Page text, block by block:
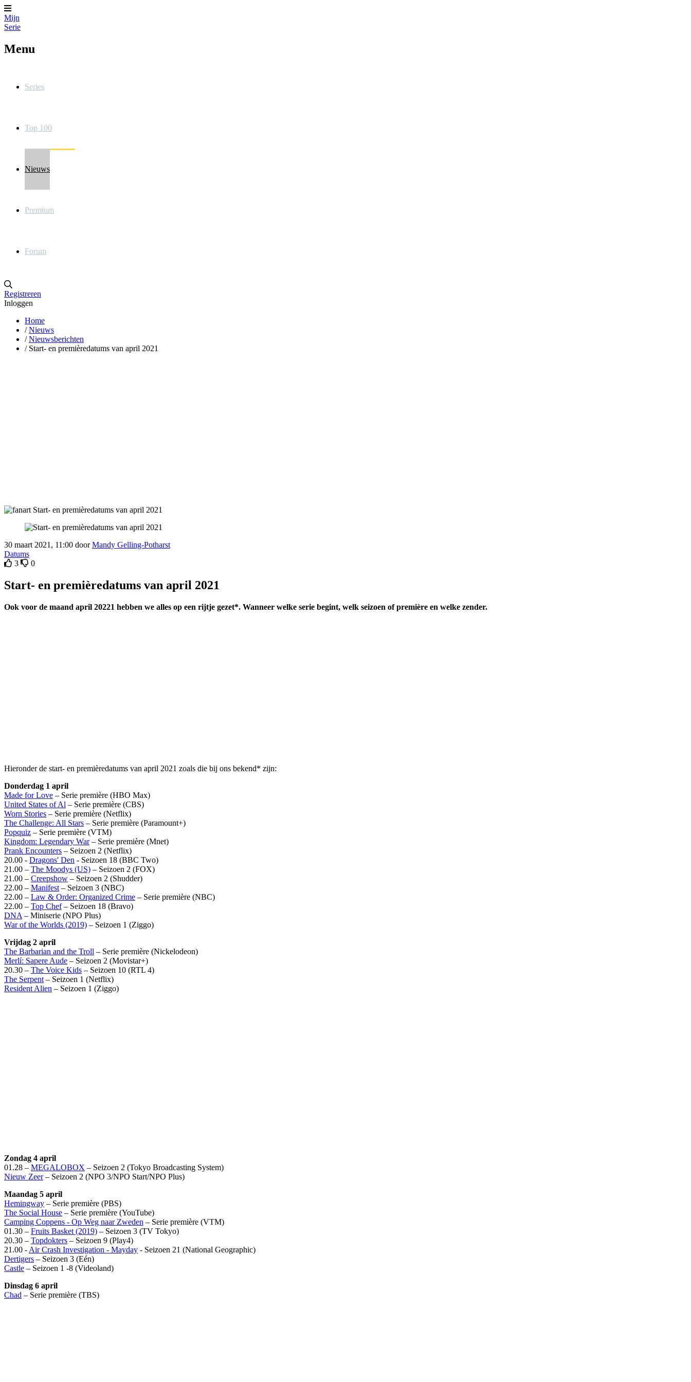
Mijn
Serie
Menu
Series
Top 100
Nieuws
Premium
Forum
Registreren
Inloggen
Home
/ Nieuws
/ Nieuwsberichten
/ Start- en premièredatums van april 2021
30 maart 2021, 11:00 doorMandy Gelling-Potharst
Datums
3
0
Start- en premièredatums van april 2021
Ook voor de maand april 20221 hebben we alles op een rijtje gezet*. Wanneer welke serie begint, welk seizoen of première en welke zender.
Hieronder de start- en premièredatums van april 2021 zoals die bij ons bekend* zijn:
Donderdag 1 april
Made for Love – Serie première (HBO Max)
United States of Al – Serie première (CBS)
Worn Stories – Serie première (Netflix)
The Challenge: All Stars – Serie première (Paramount+)
Popquiz – Serie première (VTM)
Kingdom: Legendary War– Serie première (Mnet)
Prank Encounters – Seizoen 2 (Netflix)
20.00 - Dragons' Den - Seizoen 18 (BBC Two)
21.00 – The Moodys (US) – Seizoen 2 (FOX)
21.00 – Creepshow – Seizoen 2 (Shudder)
22.00 – Manifest – Seizoen 3 (NBC)
22.00 – Law & Order: Organized Crime – Serie première (NBC)
22.00 – Top Chef– Seizoen 18 (Bravo)
DNA – Miniserie (NPO Plus)
War of the Worlds (2019) – Seizoen 1 (Ziggo)
Vrijdag 2 april
The Barbarian and the Troll – Serie première (Nickelodeon)
Merlí: Sapere Aude – Seizoen 2 (Movistar+)
20.30 – The Voice Kids – Seizoen 10 (RTL 4)
The Serpent – Seizoen 1 (Netflix)
Resident Alien – Seizoen 1 (Ziggo)
Zondag 4 april
01.28 – MEGALOBOX – Seizoen 2 (Tokyo Broadcasting System)
Nieuw Zeer– Seizoen 2 (NPO 3/NPO Start/NPO Plus)
Maandag 5 april
Hemingway – Serie première (PBS)
The Social House – Serie première (YouTube)
Camping Coppens - Op Weg naar Zweden – Serie première (VTM)
01.30 – Fruits Basket (2019) – Seizoen 3 (TV Tokyo)
20.30 – Topdokters – Seizoen 9 (Play4)
21.00 - Air Crash Investigation - Mayday - Seizoen 21 (National Geographic)
Dertigers – Seizoen 3 (Eén)
Castle – Seizoen 1 -8 (Videoland)
Dinsdag 6 april
Chad – Serie première (TBS)